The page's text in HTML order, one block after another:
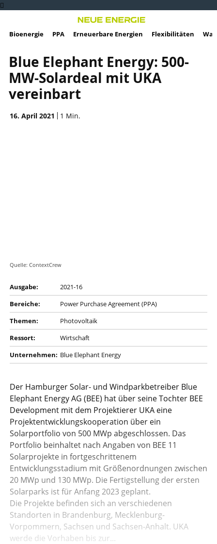
Bioenergie PPA Erneuerbare Energien Flexibilitäten
Blue Elephant Energy: 500-
MW-Solardeal mit UKA
vereinbart
16. April 2021 1 Min.
Quelle: ContextCrew
Ausgabe:
2021-16
Bereiche:
Power Purchase Agreement (PPA)
Themen:
Photovoltaik
Ressort:
Wirtschaft
Unternehmen: Blue Elephant Energy
Der Hamburger Solar- und Windparkbetreiber Blue
Elephant Energy AG (BEE) hat über seine Tochter BEE
Development mit dem Projektierer UKA eine
Projektentwicklungskooperation über ein
Solarportfolio von 500 MWp abgeschlossen. Das
Portfolio beinhaltet nach Angaben von BEE 11
Solarprojekte in fortgeschrittenem
Entwicklungsstadium mit Größenordnungen zwischen
20 MWp und 130 MWp. Die Fertigstellung der ersten
Solarparks ist für Anfang 2023 geplant.
Die Projekte befinden sich an verschiedenen
Standorten in Brandenburg, Mecklenburg-
Vorpommern, Sachsen und Sachsen-Anhalt. UKA
werde die Vorhaben bis zur...